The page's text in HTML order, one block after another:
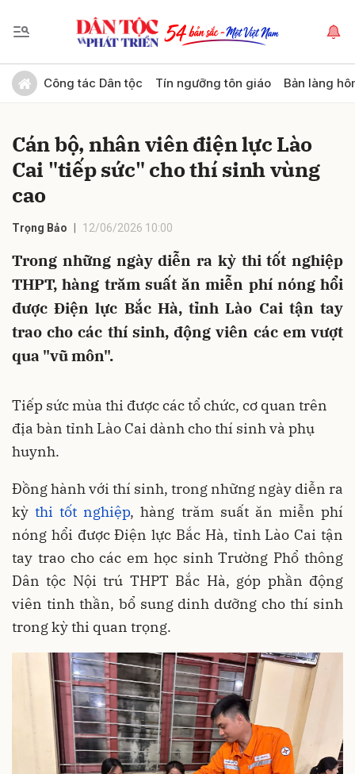
Công tác Dân tộc Tín ngưỡng tôn giáo Bản làng
Cán bộ, nhân viên điện lực Lào
Cai "tiếp sức" cho thí sinh vùng
cao
Trọng Bảo 12/06/2026 10:00
Trong những ngày diễn ra kỳ thi tốt nghiệp
THPT, hàng trăm suất ăn miễn phí nóng hổi
được Điện lực Bắc Hà, tỉnh Lào Cai tận tay
trao cho các thí sinh, động viên các em vượt
qua "vũ môn".
Tiếp sức mùa thi được các tổ chức, cơ quan trên
địa bàn tỉnh Lào Cai dành cho thí sinh và phụ
huynh.
Đồng hành với thí sinh, trong những ngày diễn ra
kỳthi tốt nghiệp, hàng trăm suất ăn miễn phí
nóng hổi được Điện lực Bắc Hà, tỉnh Lào Cai tận
tay trao cho các em học sinh Trường Phổ thông
Dân tộc Nội trú THPT Bắc Hà, góp phần động
viên tinh thần, bổ sung dinh dưỡng cho thí sinh
trong kỳ thi quan trọng.
Gửi bình luận